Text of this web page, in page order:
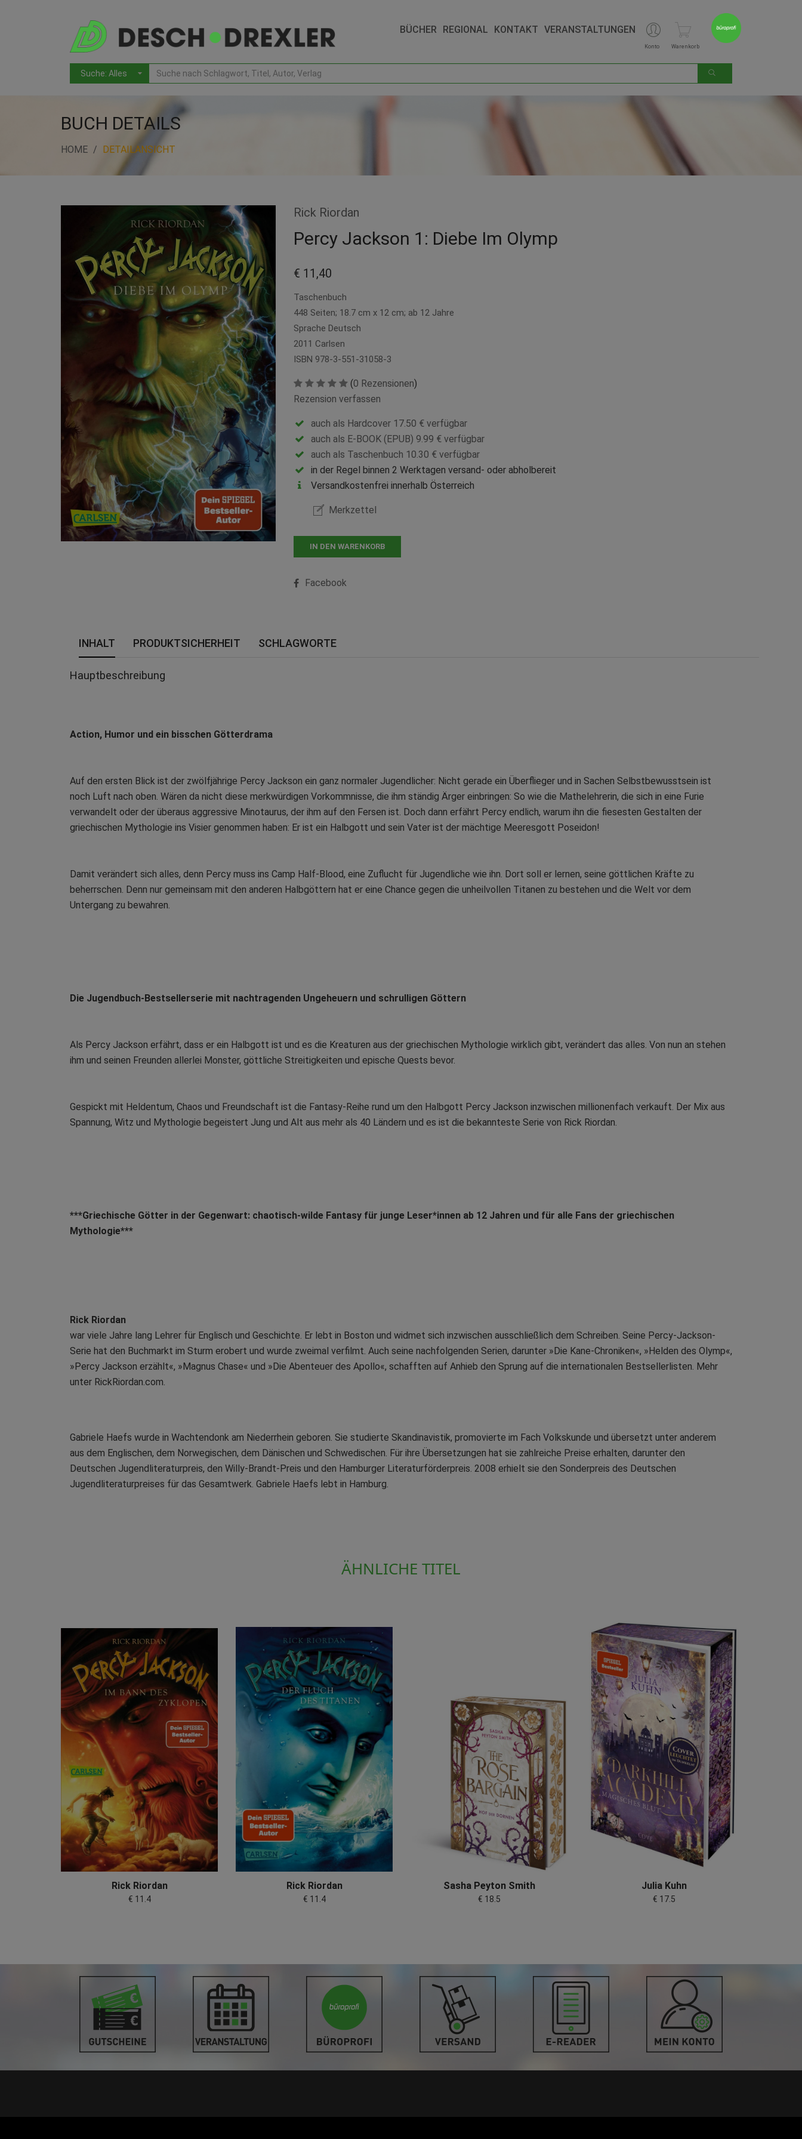
Konto Warenkorb
BÜCHER REGIONAL KONTAKT VERANSTALTUNGEN
BUCH DETAILS
HOME DETAILANSICHT
Rick Riordan
Percy Jackson 1: Diebe Im Olymp
€ 11,40
Taschenbuch
448 Seiten; 18.7 cm x 12 cm; ab 12 Jahre
Sprache Deutsch
2011 Carlsen
ISBN 978-3-551-31058-3
(0 Rezensionen)
Rezension verfassen
auch als Hardcover 17.50 € verfügbar
auch als E-BOOK (EPUB) 9.99 € verfügbar
auch als Taschenbuch 10.30 € verfügbar
in der Regel binnen 2 Werktagen versand- oder abholbereit
Versandkostenfrei innerhalb Österreich
Merkzettel
IN DEN WARENKORB
Facebook
INHALT PRODUKTSICHERHEIT SCHLAGWORTE
Hauptbeschreibung
Action, Humor und ein bisschen Götterdrama
Auf den ersten Blick ist der zwölfjährige Percy Jackson ein ganz normaler Jugendlicher: Nicht gerade ein Überflieger und in Sachen Selbstbewusstsein ist
noch Luft nach oben. Wären da nicht diese merkwürdigen Vorkommnisse, die ihm ständig Ärger einbringen: So wie die Mathelehrerin, die sich in eine Furie
verwandelt oder der überaus aggressive Minotaurus, der ihm auf den Fersen ist. Doch dann erfährt Percy endlich, warum ihn die fiesesten Gestalten der
griechischen Mythologie ins Visier genommen haben: Er ist ein Halbgott und sein Vater ist der mächtige Meeresgott Poseidon!
Damit verändert sich alles, denn Percy muss ins Camp Half-Blood, eine Zuflucht für Jugendliche wie ihn. Dort soll er lernen, seine göttlichen Kräfte zu
beherrschen. Denn nur gemeinsam mit den anderen Halbgöttern hat er eine Chance gegen die unheilvollen Titanen zu bestehen und die Welt vor dem
Untergang zu bewahren.
Die Jugendbuch-Bestsellerserie mit nachtragenden Ungeheuern und schrulligen Göttern
Als Percy Jackson erfährt, dass er ein Halbgott ist und es die Kreaturen aus der griechischen Mythologie wirklich gibt, verändert das alles. Von nun an stehen
ihm und seinen Freunden allerlei Monster, göttliche Streitigkeiten und epische Quests bevor.
Gespickt mit Heldentum, Chaos und Freundschaft ist die Fantasy-Reihe rund um den Halbgott Percy Jackson inzwischen millionenfach verkauft. Der Mix aus
Spannung, Witz und Mythologie begeistert Jung und Alt aus mehr als 40 Ländern und es ist die bekannteste Serie von Rick Riordan.
***Griechische Götter in der Gegenwart: chaotisch-wilde Fantasy für junge Leser*innen ab 12 Jahren und für alle Fans der griechischen
Mythologie***
Rick Riordan
war viele Jahre lang Lehrer für Englisch und Geschichte. Er lebt in Boston und widmet sich inzwischen ausschließlich dem Schreiben. Seine Percy-Jackson-
Serie hat den Buchmarkt im Sturm erobert und wurde zweimal verfilmt. Auch seine nachfolgenden Serien, darunter »Die Kane-Chroniken«, »Helden des Olymp«,
»Percy Jackson erzählt«, »Magnus Chase« und »Die Abenteuer des Apollo«, schafften auf Anhieb den Sprung auf die internationalen Bestsellerlisten. Mehr
unter RickRiordan.com.
Gabriele Haefs wurde in Wachtendonk am Niederrhein geboren. Sie studierte Skandinavistik, promovierte im Fach Volkskunde und übersetzt unter anderem
aus dem Englischen, dem Norwegischen, dem Dänischen und Schwedischen. Für ihre Übersetzungen hat sie zahlreiche Preise erhalten, darunter den
Deutschen Jugendliteraturpreis, den Willy-Brandt-Preis und den Hamburger Literaturförderpreis. 2008 erhielt sie den Sonderpreis des Deutschen
Jugendliteraturpreises für das Gesamtwerk. Gabriele Haefs lebt in Hamburg.
ÄHNLICHE TITEL
Rick Riordan
€ 11.4
Rick Riordan
€ 11.4
Sasha Peyton Smith
€ 18.5
Julia Kuhn
€ 17.5